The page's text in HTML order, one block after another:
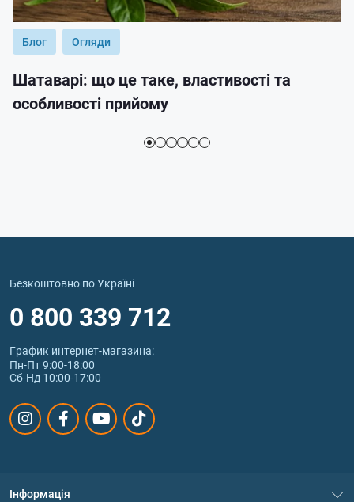
Блог Огляди
Шатаварі: що це таке, властивості та
особливості прийому
Безкоштовно по Україні
0 800 339 712
График интернет‑магазина:
Пн-Пт 9:00-18:00
Сб-Нд 10:00-17:00
Інформація